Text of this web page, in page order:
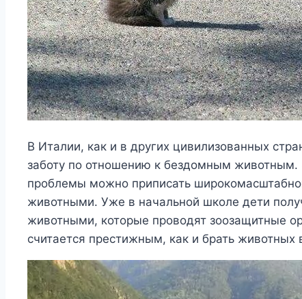
В Италии, как и в других цивилизованных
заботу по отношению к бездомным животным.
проблемы можно приписать
животными. Уже в начальной школе дети
животными, которые проводят зоозащитные
считается престижным, как и брать животных